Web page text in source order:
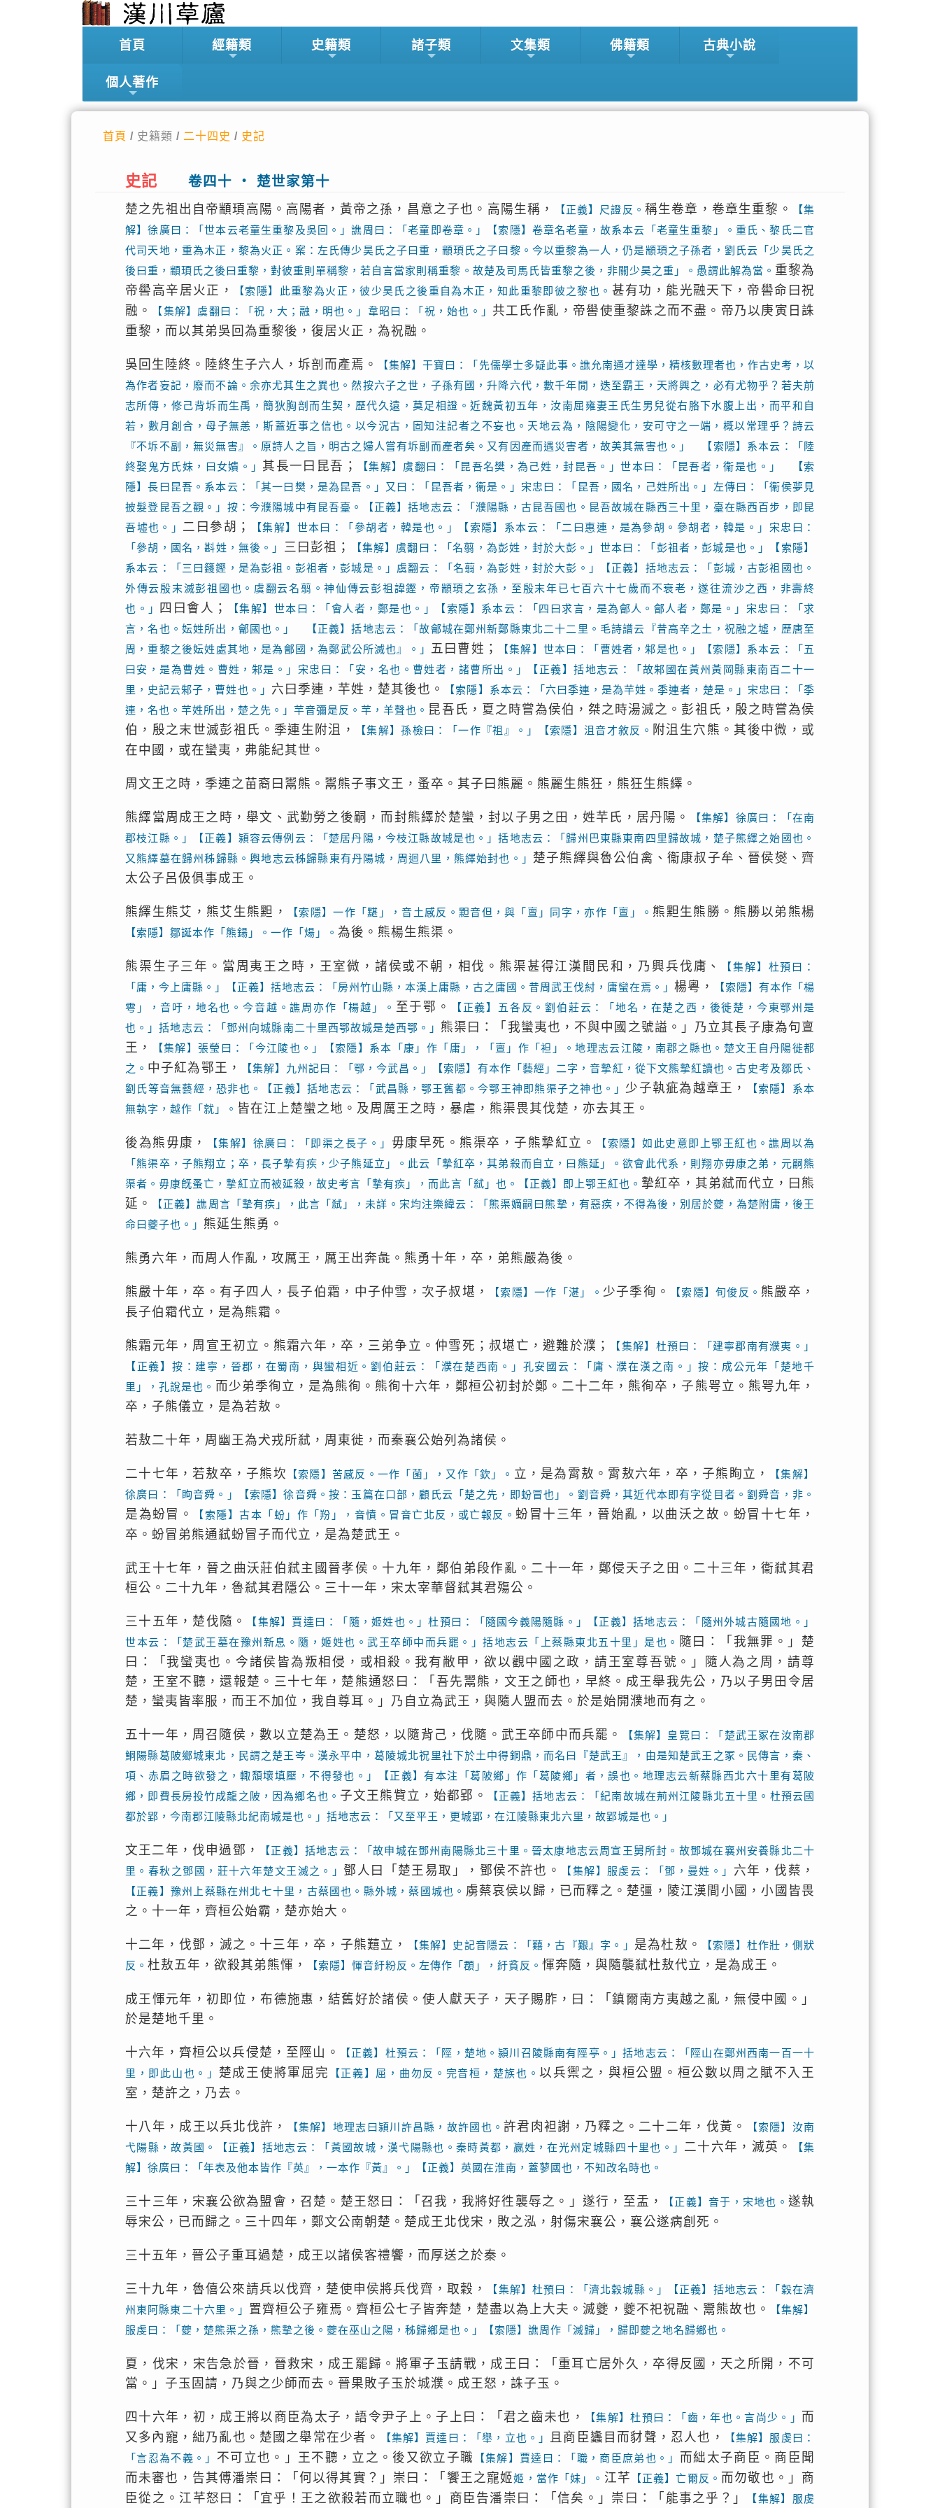
首頁 經籍類 史籍類 諸子類 文集類 佛籍類 古典小說
個人著作
首頁 / 史籍類 / 二十四史 / 史記
史記 卷四十 ‧ 楚世家第十
楚之先祖出自帝顓頊高陽。高陽者，黃帝之孫，昌意之子也。高陽生稱， 【正義】尺證反。 稱生卷章，卷章生重黎。
【集
解】徐廣曰：「世本云老童生重黎及吳回。」譙周曰：「老童即卷章。」【索隱】卷章名老童，故系本云「老童生重黎」。重氏、黎氏二官
代司天地，重為木正，黎為火正。案：左氏傳少昊氏之子曰重，顓頊氏之子曰黎。今以重黎為一人，仍是顓頊之子孫者，劉氏云「少昊氏之
後曰重，顓頊氏之後曰重黎，對彼重則單稱黎，若自言當家則稱重黎。故楚及司馬氏皆重黎之後，非關少昊之重」。愚謂此解為當。 重黎為
帝嚳高辛居火正，
【索隱】此重黎為火正，彼少昊氏之後重自為木正，知此重黎即彼之黎也。 甚有功，能光融天下，帝嚳命曰祝
融。
【集解】虞翻曰：「祝，大；融，明也。」韋昭曰：「祝，始也。」 共工氏作亂，帝嚳使重黎誅之而不盡。帝乃以庚寅日誅
重黎，而以其弟吳回為重黎後，復居火正，為祝融。
吳回生陸終。陸終生子六人，坼剖而產焉。
【集解】干寶曰：「先儒學士多疑此事。譙允南通才達學，精核數理者也，作古史考，以
為作者妄記，廢而不論。余亦尤其生之異也。然按六子之世，子孫有國，升降六代，數千年閒，迭至霸王，天將興之，必有尤物乎？若夫前
志所傳，修己背坼而生禹，簡狄胸剖而生契，歷代久遠，莫足相證。近魏黃初五年，汝南屈雍妻王氏生男兒從右胳下水腹上出，而平和自
若，數月創合，母子無恙，斯蓋近事之信也。以今況古，固知注記者之不妄也。天地云為，陰陽變化，安可守之一端，概以常理乎？詩云
『不坼不副，無災無害』。原詩人之旨，明古之婦人嘗有坼副而產者矣。又有因產而遇災害者，故美其無害也。」 【索隱】系本云：「陸
終娶鬼方氏妹，曰女嬇。」 其長一曰昆吾；
【集解】虞翻曰：「昆吾名樊，為己姓，封昆吾。」世本曰：「昆吾者，衞是也。」 【索
隱】長曰昆吾。系本云：「其一曰樊，是為昆吾。」又曰：「昆吾者，衞是。」宋忠曰：「昆吾，國名，己姓所出。」左傳曰：「衞侯夢見
披髮登昆吾之觀。」按：今濮陽城中有昆吾臺。【正義】括地志云：「濮陽縣，古昆吾國也。昆吾故城在縣西三十里，臺在縣西百步，即昆
吾墟也。」 二曰參胡；
【集解】世本曰：「參胡者，韓是也。」【索隱】系本云：「二曰惠連，是為參胡。參胡者，韓是。」宋忠曰：
「參胡，國名，斟姓，無後。」 三曰彭祖；
【集解】虞翻曰：「名翦，為彭姓，封於大彭。」世本曰：「彭祖者，彭城是也。」【索隱】
系本云：「三曰籛鏗，是為彭祖。彭祖者，彭城是。」虞翻云：「名翦，為彭姓，封於大彭。」【正義】括地志云：「彭城，古彭祖國也。
外傳云殷末滅彭祖國也。虞翻云名翦。神仙傳云彭祖諱鏗，帝顓頊之玄孫，至殷末年已七百六十七歲而不衰老，遂往流沙之西，非壽終
也。」
四曰會人；
【集解】世本曰：「會人者，鄭是也。」【索隱】系本云：「四曰求言，是為鄶人。鄶人者，鄭是。」宋忠曰：「求
言，名也。妘姓所出，鄶國也。」 【正義】括地志云：「故鄶城在鄭州新鄭縣東北二十二里。毛詩譜云『昔高辛之土，祝融之墟，歷唐至
周，重黎之後妘姓處其地，是為鄶國，為鄭武公所滅也』。」 五曰曹姓；
【集解】世本曰：「曹姓者，邾是也。」【索隱】系本云：「五
曰安，是為曹姓。曹姓，邾是。」宋忠曰：「安，名也。曹姓者，諸曹所出。」【正義】括地志云：「故邾國在黃州黃岡縣東南百二十一
里，史記云邾子，曹姓也。」 六曰季連，芉姓，楚其後也。
【索隱】系本云：「六曰季連，是為芉姓。季連者，楚是。」宋忠曰：「季
連，名也。芉姓所出，楚之先。」芉音彌是反。芉，羊聲也。 昆吾氏，夏之時嘗為侯伯，桀之時湯滅之。彭祖氏，殷之時嘗為侯
伯，殷之末世滅彭祖氏。季連生附沮，
【集解】孫檢曰：「一作『祖』。」【索隱】沮音才敘反。 附沮生穴熊。其後中微，或
在中國，或在蠻夷，弗能紀其世。
周文王之時，季連之苗裔曰鬻熊。鬻熊子事文王，蚤卒。其子曰熊麗。熊麗生熊狂，熊狂生熊繹。
熊繹當周成王之時，舉文、武勤勞之後嗣，而封熊繹於楚蠻，封以子男之田，姓芉氏，居丹陽。
【集解】徐廣曰：「在南
郡枝江縣。」【正義】潁容云傳例云：「楚居丹陽，今枝江縣故城是也。」括地志云：「歸州巴東縣東南四里歸故城，楚子熊繹之始國也。
又熊繹墓在歸州秭歸縣。輿地志云秭歸縣東有丹陽城，周迴八里，熊繹始封也。」 楚子熊繹與魯公伯禽、衞康叔子牟、晉侯爕、齊
太公子呂伋俱事成王。
熊繹生熊艾，熊艾生熊䵣， 【索隱】一作「黮」，音土感反。䵣音但，與「亶」同字，亦作「亶」。 熊䵣生熊勝。熊勝以弟熊楊
【索隱】鄒誕本作「熊鍚」。一作「煬」。為後。熊楊生熊渠。
熊渠生子三年。當周夷王之時，王室微，諸侯或不朝，相伐。熊渠甚得江漢間民和，乃興兵伐庸、
【集解】杜預曰：
「庸，今上庸縣。」【正義】括地志云：「房州竹山縣，本漢上庸縣，古之庸國。昔周武王伐紂，庸蠻在焉。」 楊粵，
【索隱】有本作「楊
雩」，音吁，地名也。今音越。譙周亦作「楊越」。 至于鄂。
【正義】五各反。劉伯莊云：「地名，在楚之西，後徙楚，今東鄂州是
也。」括地志云：「鄧州向城縣南二十里西鄂故城是楚西鄂。」 熊渠曰：「我蠻夷也，不與中國之號謚。」乃立其長子康為句亶
王，
【集解】張瑩曰：「今江陵也。」【索隱】系本「康」作「庸」，「亶」作「袒」。地理志云江陵，南郡之縣也。楚文王自丹陽徙都
之。 中子紅為鄂王，
【集解】九州記曰：「鄂，今武昌。」【索隱】有本作「藝經」二字，音摯紅，從下文熊摯紅讀也。古史考及鄒氏、
劉氏等音無藝經，恐非也。【正義】括地志云：「武昌縣，鄂王舊都。今鄂王神即熊渠子之神也。」 少子執疵為越章王，
【索隱】系本
無執字，越作「就」。 皆在江上楚蠻之地。及周厲王之時，暴虐，熊渠畏其伐楚，亦去其王。
後為熊毋康， 【集解】徐廣曰：「即渠之長子。」 毋康早死。熊渠卒，子熊摯紅立。
【索隱】如此史意即上鄂王紅也。譙周以為
「熊渠卒，子熊翔立；卒，長子摯有疾，少子熊延立」。此云「摯紅卒，其弟殺而自立，曰熊延」。欲會此代系，則翔亦毋康之弟，元嗣熊
渠者。毋康旣蚤亡，摯紅立而被延殺，故史考言「摯有疾」，而此言「弒」也。【正義】即上鄂王紅也。摯紅卒，其弟弒而代立，曰熊
延。
【正義】譙周言「摯有疾」，此言「弒」，未詳。宋均注樂緯云：「熊渠嫡嗣曰熊摯，有惡疾，不得為後，別居於夔，為楚附庸，後王
命曰夔子也。」 熊延生熊勇。
熊勇六年，而周人作亂，攻厲王，厲王出奔彘。熊勇十年，卒，弟熊嚴為後。
熊嚴十年，卒。有子四人，長子伯霜，中子仲雪，次子叔堪， 【索隱】一作「湛」。 少子季徇。 【索隱】旬俊反。 熊嚴卒，
長子伯霜代立，是為熊霜。
熊霜元年，周宣王初立。熊霜六年，卒，三弟争立。仲雪死；叔堪亡，避難於濮；
【集解】杜預曰：「建寧郡南有濮夷。」
【正義】按：建寧，晉郡，在蜀南，與蠻相近。劉伯莊云：「濮在楚西南。」孔安國云：「庸、濮在漢之南。」按：成公元年「楚地千
里」，孔說是也。 而少弟季徇立，是為熊徇。熊徇十六年，鄭桓公初封於鄭。二十二年，熊徇卒，子熊咢立。熊咢九年，
卒，子熊儀立，是為若敖。
若敖二十年，周幽王為犬戎所弒，周東徙，而秦襄公始列為諸侯。
二十七年，若敖卒，子熊坎 【索隱】苦感反。一作「菌」，又作「欽」。 立，是為霄敖。霄敖六年，卒，子熊眴立，
【集解】
徐廣曰：「眴音舜。」【索隱】徐音舜。按：玉篇在口部，顧氏云「楚之先，即蚡冒也」。劉音舜，其近代本即有字從目者。劉舜音，非。
是為蚡冒。 【索隱】古本「蚡」作「羒」，音憤。冒音亡北反，或亡報反。 蚡冒十三年，晉始亂，以曲沃之故。蚡冒十七年，
卒。蚡冒弟熊通弒蚡冒子而代立，是為楚武王。
武王十七年，晉之曲沃莊伯弒主國晉孝侯。十九年，鄭伯弟段作亂。二十一年，鄭侵天子之田。二十三年，衞弒其君
桓公。二十九年，魯弒其君隱公。三十一年，宋太宰華督弒其君殤公。
三十五年，楚伐隨。
【集解】賈逵曰：「隨，姬姓也。」杜預曰：「隨國今義陽隨縣。」【正義】括地志云：「隨州外城古隨國地。」
世本云：「楚武王墓在豫州新息。隨，姬姓也。武王卒師中而兵罷。」括地志云「上蔡縣東北五十里」是也。 隨曰：「我無罪。」楚
曰：「我蠻夷也。今諸侯皆為叛相侵，或相殺。我有敝甲，欲以觀中國之政，請王室尊吾號。」隨人為之周，請尊
楚，王室不聽，還報楚。三十七年，楚熊通怒曰：「吾先鬻熊，文王之師也，早終。成王舉我先公，乃以子男田令居
楚，蠻夷皆率服，而王不加位，我自尊耳。」乃自立為武王，與隨人盟而去。於是始開濮地而有之。
五十一年，周召隨侯，數以立楚為王。楚怒，以隨背己，伐隨。武王卒師中而兵罷。
【集解】皇覽曰：「楚武王冢在汝南郡
鮦陽縣葛陂鄉城東北，民謂之楚王岑。漢永平中，葛陵城北祝里社下於土中得銅鼎，而名曰『楚武王』，由是知楚武王之冢。民傳言，秦、
項、赤眉之時欲發之，輙頹壞填壓，不得發也。」【正義】有本注「葛陂鄉」作「葛陵鄉」者，誤也。地理志云新蔡縣西北六十里有葛陂
鄉，即費長房投竹成龍之陂，因為鄉名也。 子文王熊貲立，始都郢。
【正義】括地志云：「紀南故城在荊州江陵縣北五十里。杜預云國
都於郢，今南郡江陵縣北紀南城是也。」括地志云：「又至平王，更城郢，在江陵縣東北六里，故郢城是也。」
文王二年，伐申過鄧，
【正義】括地志云：「故申城在鄧州南陽縣北三十里。晉太康地志云周宣王舅所封。故鄧城在襄州安養縣北二十
里。春秋之鄧國，莊十六年楚文王滅之。」鄧人曰「楚王易取」，鄧侯不許也。 【集解】服虔云：「鄧，曼姓。」 六年，伐蔡，
【正義】豫州上蔡縣在州北七十里，古蔡國也。縣外城，蔡國城也。 虜蔡哀侯以歸，已而釋之。楚彊，陵江漢間小國，小國皆畏
之。十一年，齊桓公始霸，楚亦始大。
十二年，伐鄧，滅之。十三年，卒，子熊囏立， 【集解】史記音隱云：「囏，古『艱』字。」 是為杜敖。
【索隱】杜作壯，側狀
反。杜敖五年，欲殺其弟熊惲， 【索隱】惲音紆粉反。左傳作「頵」，紆貧反。惲奔隨，與隨襲弒杜敖代立，是為成王。
成王惲元年，初即位，布德施惠，結舊好於諸侯。使人獻天子，天子賜胙，曰：「鎮爾南方夷越之亂，無侵中國。」
於是楚地千里。
十六年，齊桓公以兵侵楚，至陘山。
【正義】杜預云：「陘，楚地。潁川召陵縣南有陘亭。」括地志云：「陘山在鄭州西南一百一十
里，即此山也。」 楚成王使將軍屈完 【正義】屈，曲勿反。完音桓，楚族也。以兵禦之，與桓公盟。桓公數以周之賦不入王
室，楚許之，乃去。
十八年，成王以兵北伐許， 【集解】地理志曰潁川許昌縣，故許國也。許君肉袒謝，乃釋之。二十二年，伐黃。
【索隱】汝南
弋陽縣，故黃國。【正義】括地志云：「黃國故城，漢弋陽縣也。秦時黃都，嬴姓，在光州定城縣四十里也。」 二十六年，滅英。
【集
解】徐廣曰：「年表及他本皆作『英』，一本作『黃』。」【正義】英國在淮南，蓋蓼國也，不知改名時也。
三十三年，宋襄公欲為盟會，召楚。楚王怒曰：「召我，我將好徃襲辱之。」遂行，至盂， 【正義】音于，宋地也。 遂執
辱宋公，已而歸之。三十四年，鄭文公南朝楚。楚成王北伐宋，敗之泓，射傷宋襄公，襄公遂病創死。
三十五年，晉公子重耳過楚，成王以諸侯客禮饗，而厚送之於秦。
三十九年，魯僖公來請兵以伐齊，楚使申侯將兵伐齊，取穀，
【集解】杜預曰：「濟北穀城縣。」【正義】括地志云：「穀在濟
州東阿縣東二十六里。」 置齊桓公子雍焉。齊桓公七子皆奔楚，楚盡以為上大夫。滅夔，夔不祀祝融、鬻熊故也。
【集解】
服虔曰：「夔，楚熊渠之孫，熊摯之後。夔在巫山之陽，秭歸鄉是也。」【索隱】譙周作「滅歸」，歸即夔之地名歸鄉也。
夏，伐宋，宋告急於晉，晉救宋，成王罷歸。將軍子玉請戰，成王曰：「重耳亡居外久，卒得反國，天之所開，不可
當。」子玉固請，乃與之少師而去。晉果敗子玉於城濮。成王怒，誅子玉。
四十六年，初，成王將以商臣為太子，語令尹子上。子上曰：「君之齒未也， 【集解】杜預曰：「齒，年也。言尚少。」 而
又多內寵，絀乃亂也。楚國之舉常在少者。
【集解】賈逵曰：「舉，立也。」 且商臣蠭目而豺聲，忍人也，
【集解】服虔曰：
「言忍為不義。」 不可立也。」王不聽，立之。後又欲立子職 【集解】賈逵曰：「職，商臣庶弟也。」 而絀太子商臣。商臣聞
而未審也，告其傅潘崇曰：「何以得其實？」崇曰：「饗王之寵姬姬，當作「妹」。 江芊 【正義】亡爾反。 而勿敬也。」商
臣從之。江芊怒曰：「宜乎！王之欲殺若而立職也。」商臣告潘崇曰：「信矣。」崇曰：「能事之乎？」
【集解】服虔